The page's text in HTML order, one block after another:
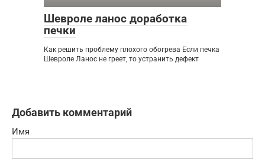
Шевроле ланос доработка
печки
Как решить проблему плохого обогрева Если печка
Шевроле Ланос не греет, то устранить дефект
Добавить комментарий
Имя